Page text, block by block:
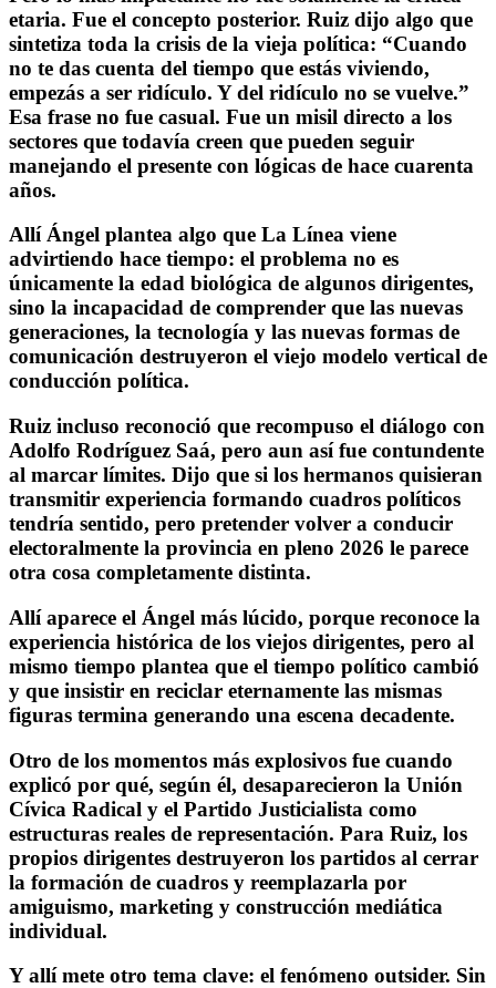
etaria. Fue el concepto posterior. Ruiz dijo algo que
sintetiza toda la crisis de la vieja política: “Cuando
no te das cuenta del tiempo que estás viviendo,
empezás a ser ridículo. Y del ridículo no se vuelve.”
Esa frase no fue casual. Fue un misil directo a los
sectores que todavía creen que pueden seguir
manejando el presente con lógicas de hace cuarenta
años.
Allí Ángel plantea algo que La Línea viene
advirtiendo hace tiempo: el problema no es
únicamente la edad biológica de algunos dirigentes,
sino la incapacidad de comprender que las nuevas
generaciones, la tecnología y las nuevas formas de
comunicación destruyeron el viejo modelo vertical de
conducción política.
Ruiz incluso reconoció que recompuso el diálogo con
Adolfo Rodríguez Saá, pero aun así fue contundente
al marcar límites. Dijo que si los hermanos quisieran
transmitir experiencia formando cuadros políticos
tendría sentido, pero pretender volver a conducir
electoralmente la provincia en pleno 2026 le parece
otra cosa completamente distinta.
Allí aparece el Ángel más lúcido, porque reconoce la
experiencia histórica de los viejos dirigentes, pero al
mismo tiempo plantea que el tiempo político cambió
y que insistir en reciclar eternamente las mismas
figuras termina generando una escena decadente.
Otro de los momentos más explosivos fue cuando
explicó por qué, según él, desaparecieron la Unión
Cívica Radical y el Partido Justicialista como
estructuras reales de representación. Para Ruiz, los
propios dirigentes destruyeron los partidos al cerrar
la formación de cuadros y reemplazarla por
amiguismo, marketing y construcción mediática
individual.
Y allí mete otro tema clave: el fenómeno outsider. Sin